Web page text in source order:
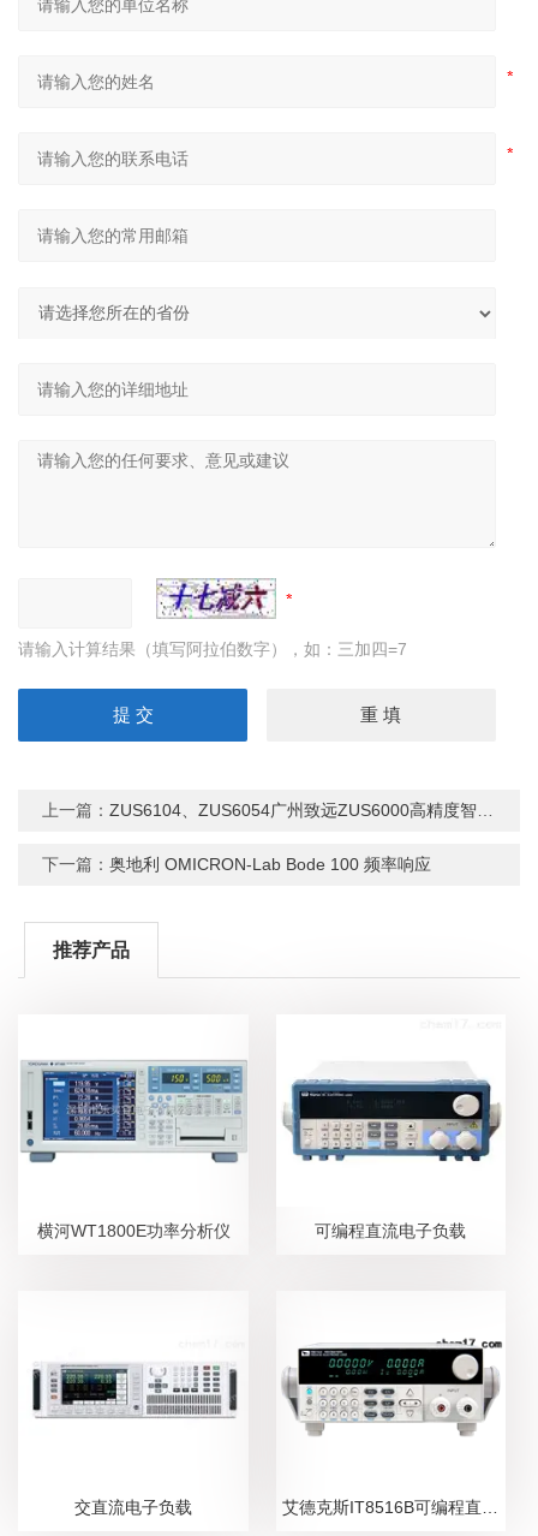
请输入计算结果（填写阿拉伯数字），如：三加四=7
上一篇：ZUS6104、ZUS6054广州致远ZUS6000高精度智能应用型示波器
下一篇：奥地利 OMICRON-Lab Bode 100 频率响应
推荐产品
横河WT1800E功率分析仪 可编程直流电子负载
交直流电子负载 艾德克斯IT8516B可编程直流电子负载